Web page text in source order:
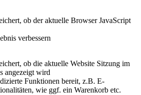
ob der aktuelle Browser JavaScript
verbessern
ob die aktuelle Website Sitzung im
angezeigt wird
Funktionen bereit, z.B. E-
wie ggf. ein Warenkorb etc.